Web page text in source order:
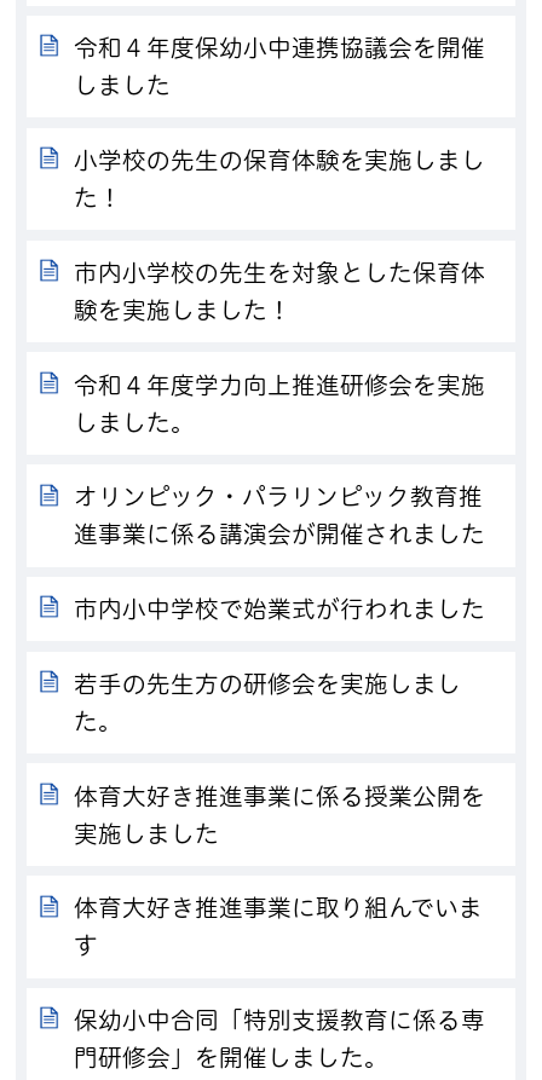
令和４年度保幼小中連携協議会を開催
しました
小学校の先生の保育体験を実施しまし
た！
市内小学校の先生を対象とした保育体
験を実施しました！
令和４年度学力向上推進研修会を実施
しました。
オリンピック・パラリンピック教育推
進事業に係る講演会が開催されました
市内小中学校で始業式が行われました
若手の先生方の研修会を実施しまし
た。
体育大好き推進事業に係る授業公開を
実施しました
体育大好き推進事業に取り組んでいま
す
保幼小中合同「特別支援教育に係る専
門研修会」を開催しました。